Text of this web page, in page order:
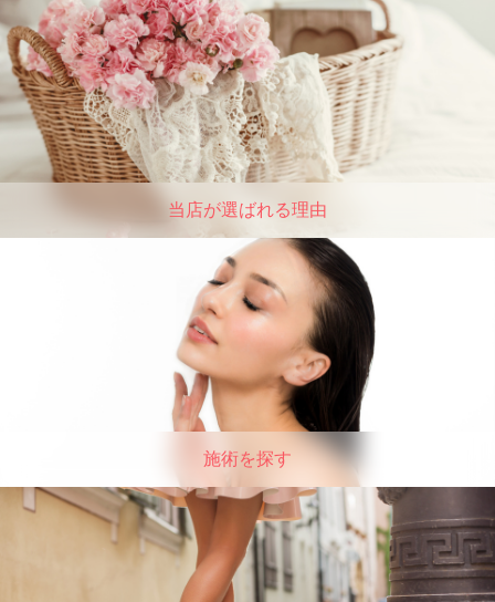
当店が選ばれる理由
施術を探す